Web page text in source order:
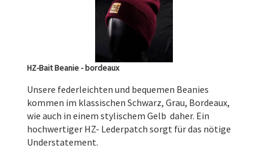
HZ-Bait Beanie - bordeaux
Unsere federleichten und bequemen Beanies
kommen im klassischen Schwarz, Grau, Bordeaux,
wie auch in einem stylischem Gelb daher. Ein
hochwertiger HZ- Lederpatch sorgt für das nötige
Understatement.